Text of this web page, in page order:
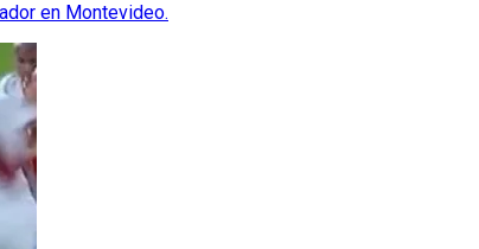
en Montevideo.